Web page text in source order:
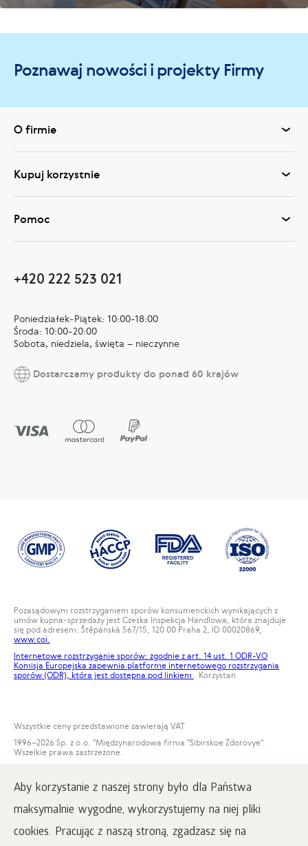
Aby korzystanie z naszej strony było dla Państwa
maksymalnie wygodne, wykorzystujemy na niej pliki
cookies. Pracując z naszą stroną, zgadzasz się na
Poznawaj nowości i projekty Firmy
O firmie
Kupuj korzystnie
Pomoc
+420 222 523 021
Poniedziałek-Piątek: 10:00-18:00
Środa: 10:00-20:00
Sobota, niedziela, święta – nieczynne
Dostarczamy produkty do ponad 60 krajów
Pozasądowym rozstrzyganiem sporów konsumenckich wynikających z
umów kupna-sprzedaży jest Czeska Inspekcja Handlowa, która znajduje
się pod adresem: Štěpánská 567/15, 120 00 Praha 2, ID 00020869,
www.coi.
Internetowe rozstrzyganie sporów: zgodnie z art. 14 ust. 1 ODR-VO
Komisja Europejska zapewnia platformę internetowego rozstrzygania
sporów (ODR), która jest dostępna pod linkiem . Korzystan
Wszystkie ceny przedstawione zawierają VAT
1996–2026 Sp. z o.o. "Międzynarodowa firma "Sibirskoe Zdorovye".
Wszelkie prawa zastrzeżone.
www.siberianwellness.com.
Reklamacja
Warunki zakupu